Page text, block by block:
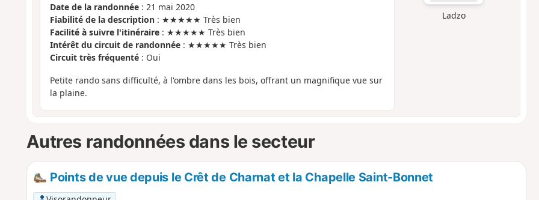
Ladzo
Date de la randonnée: 21 mai 2020
Fiabilité de la description: ★★★★★ Très bien
Facilité à suivre l'itinéraire: ★★★★★ Très bien
Intérêt du circuit de randonnée: ★★★★★ Très bien
Circuit très fréquenté: Oui
Petite rando sans difficulté, à l'ombre dans les bois, offrant un magnifique vue sur
la plaine.
Autres randonnées dans le secteur
Points de vue depuis le Crêt de Charnat et la Chapelle Saint-Bonnet